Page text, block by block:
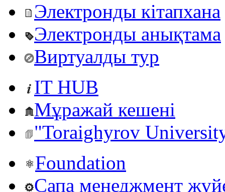
Электронды кітапхана
Электронды анықтама
Виртуалды тур
IT HUB
Мұражай кешені
"Toraighyrov
Foundation
Сапа менеджмент